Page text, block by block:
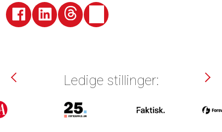
Ledige stillinger: